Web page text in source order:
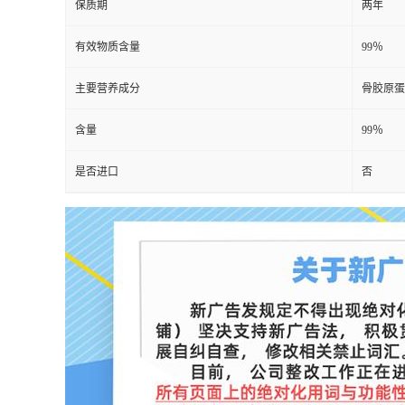
保质期 两年
有效物质含量 99％
主要营养成分 骨胶原
含量 99％
是否进口 否